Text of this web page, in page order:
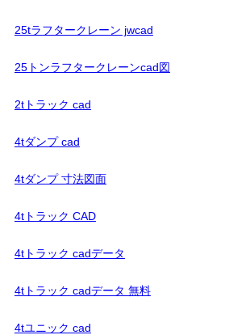
25tラフタークレーン jwcad
25トンラフタークレーンcad図
2tトラック cad
4tダンプ cad
4tダンプ 寸法図面
4tトラック CAD
4tトラック cadデータ
4tトラック cadデータ 無料
4tユニック cad